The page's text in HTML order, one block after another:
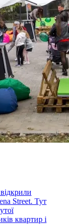
Street. Тут
квартир і